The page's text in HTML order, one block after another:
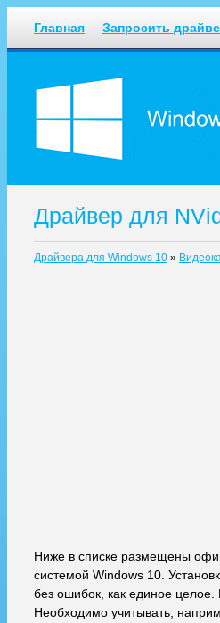
Главная Запросить
Драйвер для
Драйвера для Windows 10 »
Ниже в списке размещены
системой Windows 10.
без ошибок, как единое
Необходимо учитывать,